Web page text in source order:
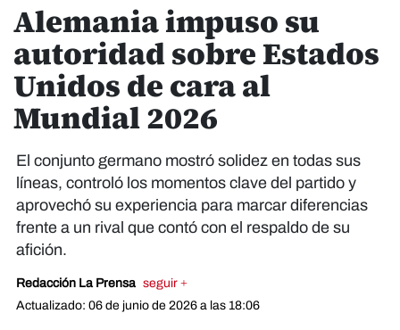
Alemania impuso su
autoridad sobre Estados
Unidos de cara al
Mundial 2026
El conjunto germano mostró solidez en todas sus
líneas, controló los momentos clave del partido y
aprovechó su experiencia para marcar diferencias
frente a un rival que contó con el respaldo de su
afición.
Redacción La Prensa seguir +
Actualizado: 06 de junio de 2026 a las 18:06